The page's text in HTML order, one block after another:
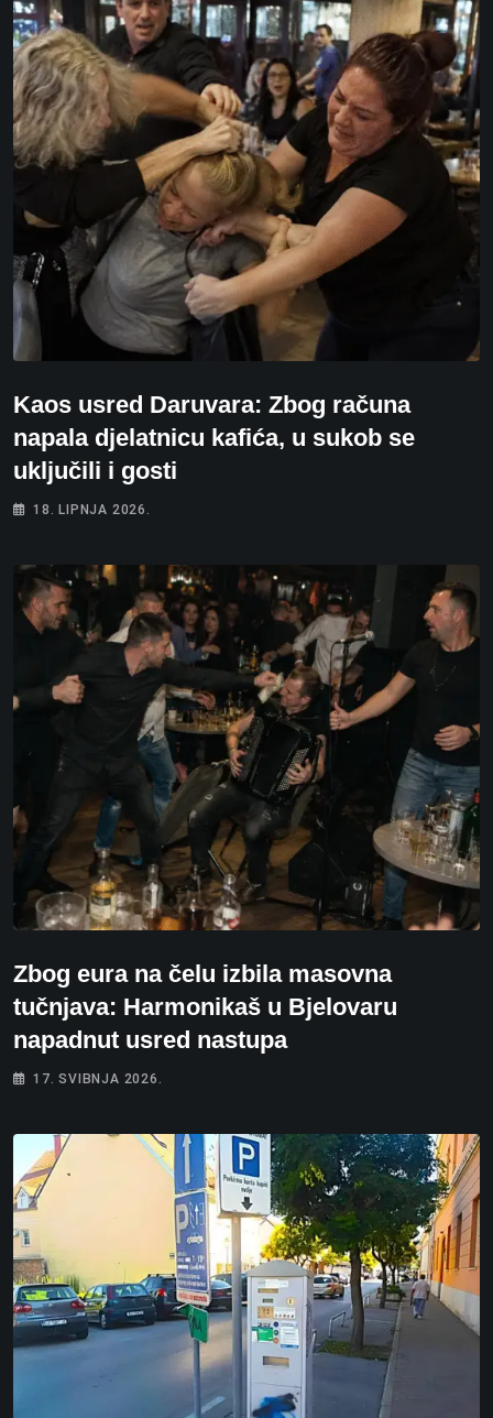
Kaos usred Daruvara: Zbog računa
napala djelatnicu kafića, u sukob se
uključili i gosti
18. LIPNJA 2026.
Zbog eura na čelu izbila masovna
tučnjava: Harmonikaš u Bjelovaru
napadnut usred nastupa
17. SVIBNJA 2026.